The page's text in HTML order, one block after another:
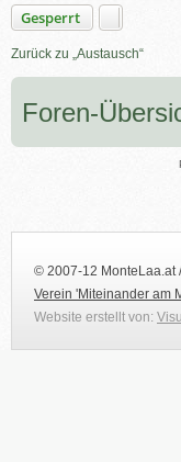
Gesperrt
Zurück zu „Austausch“
Foren-
© 2007-12 MonteLaa.at
Verein 'Miteinander am
Website erstellt von: